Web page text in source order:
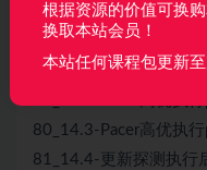
76_13.4-创建
77_13.5-存储
78_14.1-启动
80_14.3-Pacer高优执
81_14.4-更新探测执行
根据资源的价值可换
换取本站会员！
本站任何课程包更新至